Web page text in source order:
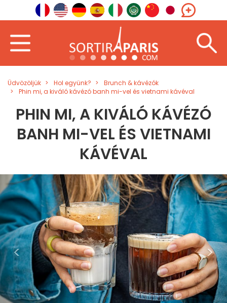
Üdvözöljük Hol együnk?
Brunch & kávézók
Phin mi, a kiváló kávézó banh mi-vel és vietnami kávéval
PHIN MI, A KIVÁLÓ KÁVÉZÓ
BANH MI-VEL ÉS VIETNAMI
KÁVÉVAL
< >